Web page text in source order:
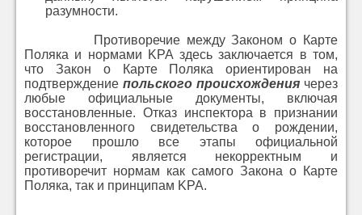
разумности.
Противоречие между Законом о Карте
Поляка и нормами KPA здесь заключается в том,
что Закон о Карте Поляка ориентирован на
подтверждение польского происхождения через
любые официальные документы, включая
восстановленные. Отказ инспектора в признании
восстановленного свидетельства о рождении,
которое прошло все этапы официальной
регистрации, является некорректным и
противоречит нормам как самого Закона о Карте
Поляка, так и принципам KPA.